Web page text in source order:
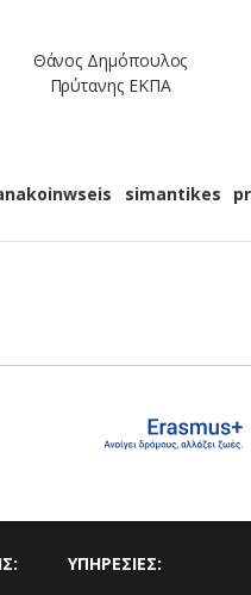
Θάνος Δημόπουλος
Πρύτανης ΕΚΠΑ
simantikes
ΥΠΗΡΕΣΙΕΣ: